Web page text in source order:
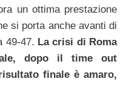
un ottima prestazione
si porta anche avanti di
49-47. La crisi di Roma
dopo il time out
finale è amaro,